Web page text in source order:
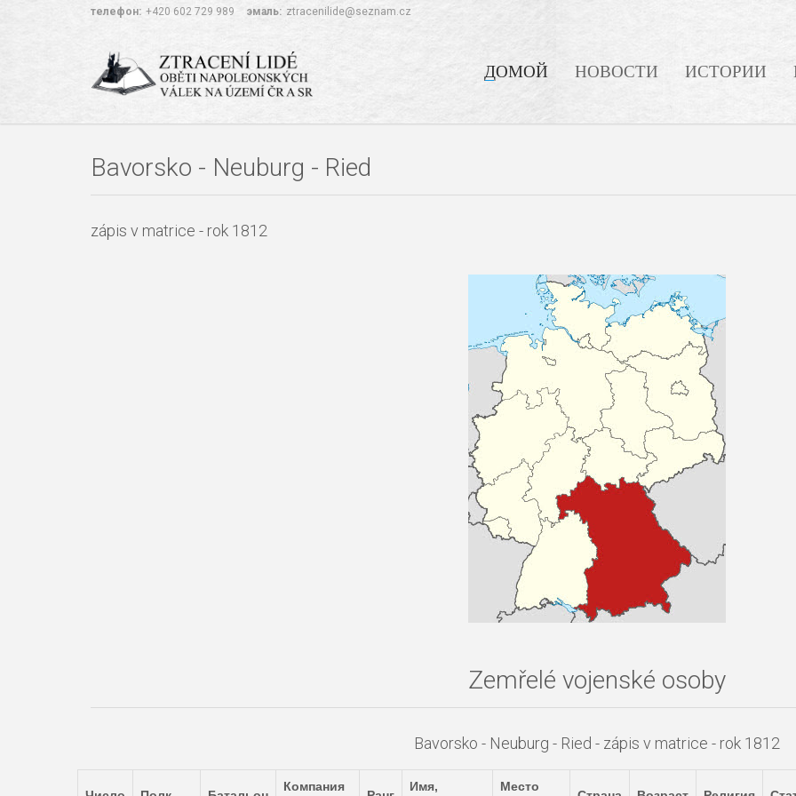
телефон: +420 602 729 989 эмаль: ztracenilide@seznam.cz
ДОМОЙ НОВОСТИ ИСТОРИИ
Bavorsko - Neuburg - Ried
zápis v matrice - rok 1812
Zemřelé vojenské osoby
Bavorsko - Neuburg - Ried - zápis v matrice - rok 1812
Компания Имя, Место